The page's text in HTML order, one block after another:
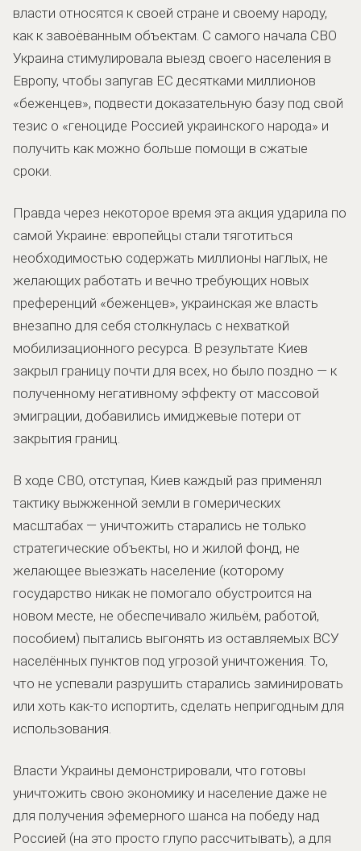
власти относятся к своей стране и своему народу,
как к завоёванным объектам. С самого начала СВО
Украина стимулировала выезд своего населения в
Европу, чтобы запугав ЕС десятками миллионов
«беженцев», подвести доказательную базу под свой
тезис о «геноциде Россией украинского народа» и
получить как можно больше помощи в сжатые
сроки.
Правда через некоторое время эта акция ударила по
самой Украине: европейцы стали тяготиться
необходимостью содержать миллионы наглых, не
желающих работать и вечно требующих новых
преференций «беженцев», украинская же власть
внезапно для себя столкнулась с нехваткой
мобилизационного ресурса. В результате Киев
закрыл границу почти для всех, но было поздно — к
полученному негативному эффекту от массовой
эмиграции, добавились имиджевые потери от
закрытия границ.
В ходе СВО, отступая, Киев каждый раз применял
тактику выжженной земли в гомерических
масштабах — уничтожить старались не только
стратегические объекты, но и жилой фонд, не
желающее выезжать население (которому
государство никак не помогало обустроится на
новом месте, не обеспечивало жильём, работой,
пособием) пытались выгонять из оставляемых ВСУ
населённых пунктов под угрозой уничтожения. То,
что не успевали разрушить старались заминировать
или хоть как-то испортить, сделать непригодным для
использования.
Власти Украины демонстрировали, что готовы
уничтожить свою экономику и население даже не
для получения эфемерного шанса на победу над
Россией (на это просто глупо рассчитывать), а для